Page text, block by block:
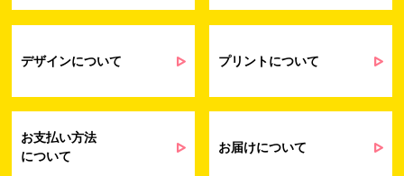
会員管理業務
せ業務に関するお取引先様との業務連絡や
契約・請求等の一連の手続きのため
提供するサービス（サポート業務を含む）
は営業およびマーケティング活動（セミナ
ターなど）に関連する情報を、電子メー
デザインについて プリントについて
お支払い方法
について
お届けについて